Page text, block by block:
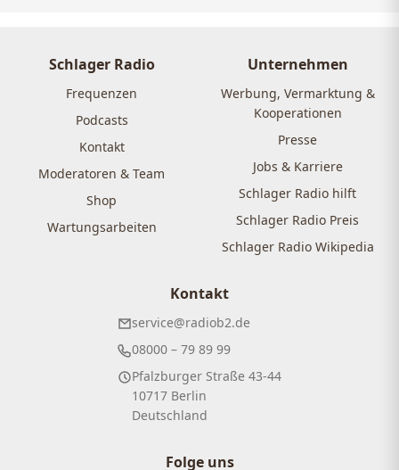
Schlager Radio
Frequenzen
Podcasts
Kontakt
Moderatoren & Team
Shop
Wartungsarbeiten
Unternehmen
Werbung, Vermarktung &
Kooperationen
Presse
Jobs & Karriere
Schlager Radio hilft
Schlager Radio Preis
Schlager Radio Wikipedia
Kontakt
service@radiob2.de
08000 – 79 89 99
Pfalzburger Straße 43-44
10717 Berlin
Deutschland
Folge uns